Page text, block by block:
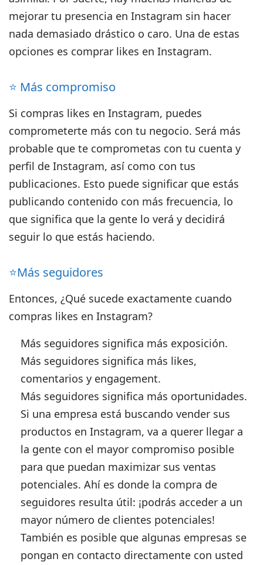
mejorar tu presencia en Instagram sin hacer
nada demasiado drástico o caro. Una de estas
opciones es comprar likes en Instagram.
⭐️ Más compromiso
Si compras likes en Instagram, puedes
comprometerte más con tu negocio. Será más
probable que te comprometas con tu cuenta y
perfil de Instagram, así como con tus
publicaciones. Esto puede significar que estás
publicando contenido con más frecuencia, lo
que significa que la gente lo verá y decidirá
seguir lo que estás haciendo.
⭐️Más seguidores
Entonces,¿Qué sucede exactamente cuando
compras likes en Instagram?
Más seguidores significa más exposición.
Más seguidores significa más likes,
comentarios y engagement.
Más seguidores significa más oportunidades.
Si una empresa está buscando vender sus
productos en Instagram, va a querer llegar a
la gente con el mayor compromiso posible
para que puedan maximizar sus ventas
potenciales. Ahí es donde la compra de
seguidores resulta útil: ¡podrás acceder a un
mayor número de clientes potenciales!
También es posible que algunas empresas se
pongan en contacto directamente con usted